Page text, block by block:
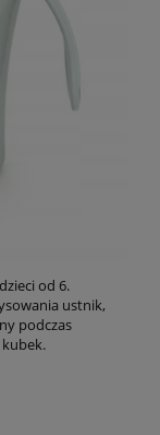
od 6.
ustnik,
podczas